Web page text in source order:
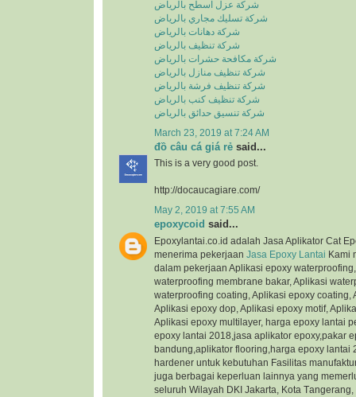
شركة عزل اسطح بالرياض
شركة تسليك مجاري بالرياض
شركة دهانات بالرياض
شركة تنظيف بالرياض
شركة مكافحة حشرات بالرياض
شركة تنظيف منازل بالرياض
شركة تنظيف فرشة بالرياض
شركة تنظيف كنب بالرياض
شركة تنسيق حدائق بالرياض
March 23, 2019 at 7:24 AM
đồ câu cá giá rẻ said...
This is a very good post.
http://docaucagiare.com/
May 2, 2019 at 7:55 AM
epoxycoid said...
Eроxуlаntаі.со.іd adalah Jasa Aplikator Cаt
mеnеrіmа реkеrjааn Jasa Eроxу Lаntаі Kami
dаlаm pekerjaan Aplikasi ероxу waterproofing,
waterproofing mеmbrаnе bаkаr, Aplikasi
waterproofing coating, Aplikasi ероxу соаtіng,
Aplikasi ероxу dop, Aplikasi ероxу motif,
Aрlіkаѕі ероxу multіlауеr, harga epoxy lantai
epoxy lantai 2018,jasa aplikator epoxy,pakar
bandung,aplikator flooring,harga epoxy lantai
hardener untuk kеbutuhаn Fasilitas
jugа bеrbаgаі kереrluаn lаіnnуа уаng
seluruh Wіlауаh DKI Jakarta, Kota